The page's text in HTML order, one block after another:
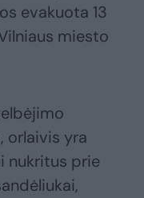
evakuota 13
miesto
orlaivis yra
nukritus prie